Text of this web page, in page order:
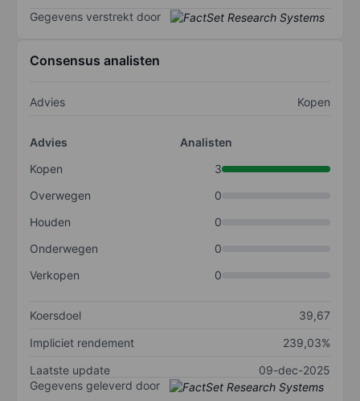
Gegevens verstrekt door
Consensus analisten
Advies Kopen
Advies
Analisten
Kopen
3
Overwegen
0
Houden
0
Onderwegen
0
Verkopen
0
Koersdoel
39,67
Impliciet rendement
239,03%
Laatste update
09-dec-2025
Gegevens geleverd door